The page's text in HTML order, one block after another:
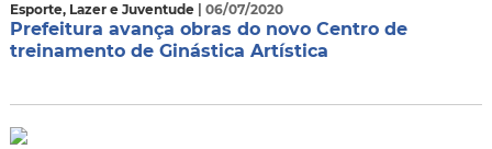
Esporte, Lazer e Juventude | 06/07/2020
Prefeitura avança obras do novo Centro de
treinamento de Ginástica Artística